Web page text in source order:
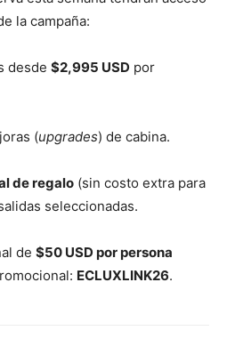
la campaña:
desde $2,995 USD por
(upgrades) de cabina.
de regalo (sin costo extra para
seleccionadas.
de $50 USD por persona
ECLUXLINK26.